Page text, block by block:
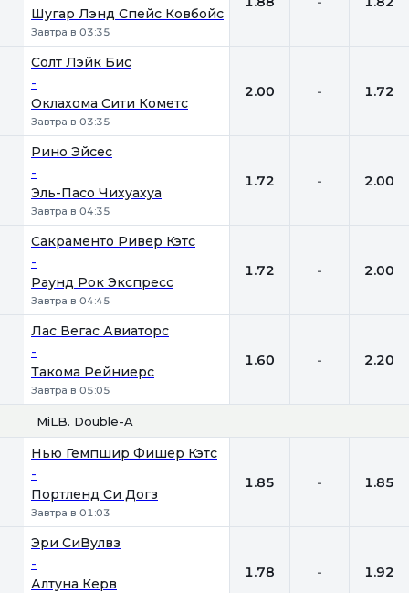
Шугар Лэнд Спейс Ковбойс
Завтра в 03:35
Солт Лэйк Бис
-
Оклахома Сити Кометс
Завтра в 03:35
2.00 - 1.72
Рино Эйсес
-
Эль-Пасо Чихуахуа
Завтра в 04:35
1.72 - 2.00
Сакраменто Ривер Кэтс
-
Раунд Рок Экспресс
Завтра в 04:45
1.72 - 2.00
Лас Вегас Авиаторс
-
Такома Рейниерс
Завтра в 05:05
1.60 - 2.20
MiLB. Double-A
Нью Гемпшир Фишер Кэтс
-
Портленд Си Догз
Завтра в 01:03
1.85 - 1.85
Эри СиВулвз
-
Алтуна Керв
1.78 - 1.92